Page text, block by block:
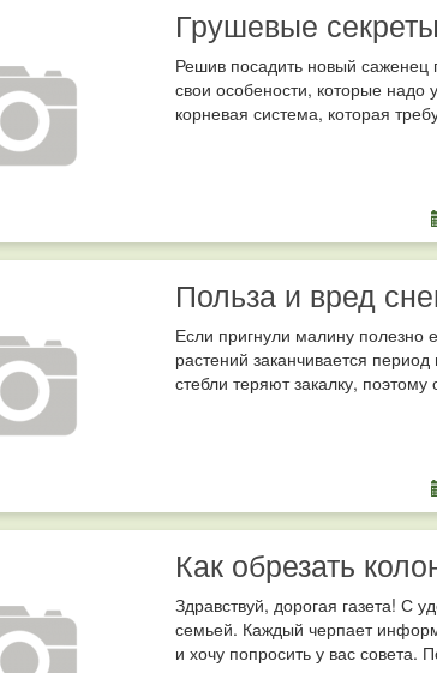
Грушевые секреты
Решив посадить новый саженец
свои особености, которые надо
корневая система, которая
Польза и вред
Если пригнули малину полезно
растений заканчивается
стебли теряют закалку,
Как обрезать
Здравствуй, дорогая газета! С
семьей. Каждый черпает
и хочу попросить у вас совета.